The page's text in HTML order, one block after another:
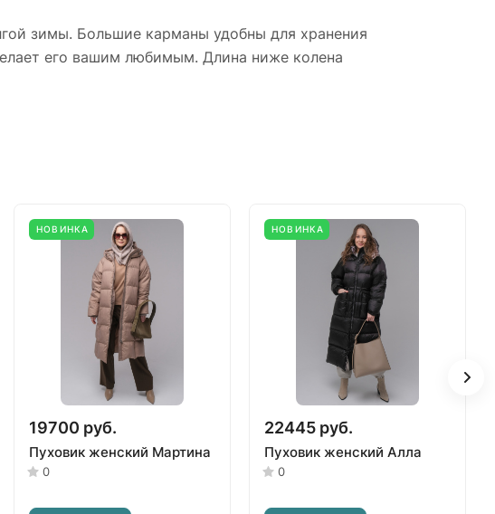
зимы. Большие карманы удобны для хранения
его вашим любимым. Длина ниже колена
НОВИНКА
19700 руб.
Пуховик женский Мартина
0
НОВИНКА
22445 руб.
Пуховик женский Алла
0